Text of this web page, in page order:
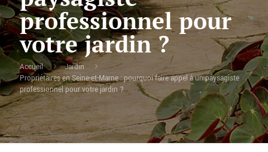
professionnel pour
votre jardin ?
Accueil
Jardin
Propriétaires en Seine-et-Marne : pourquoi faire appel à un paysagiste
professionnel pour votre jardin ?